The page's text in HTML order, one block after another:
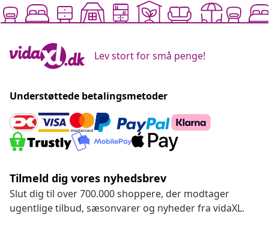
Lev stort for små penge!
Understøttede betalingsmetoder
Tilmeld dig vores nyhedsbrev
Slut dig til over 700.000 shoppere, der modtager
ugentlige tilbud, sæsonvarer og nyheder fra vidaXL.